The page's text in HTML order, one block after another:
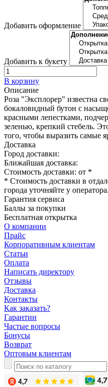
Добавить оформление
Добавить к букету
В корзину
Описание
Роза "Эксплорер" известна
бокаловидный бутон с
красными лепестками,
зеленью, крепкий стебель.
того, чтобы выразить самые
Доставка
Город доставки:
Ближайшая доставка:
Стоимость доставки: от *
* Стоимость доставки в
города уточняйте у оператора.
Гарантия сервиса
Баллы за покупки
Бесплатная открытка
О компании
Прайс
Корпоративным клиентам
Статьи
Оплата
Написать директору
Отзывы
Доставка
Контакты
Как заказать?
Гарантии
Частые вопросы
Бонусы
Возврат
Оптовым клиентам